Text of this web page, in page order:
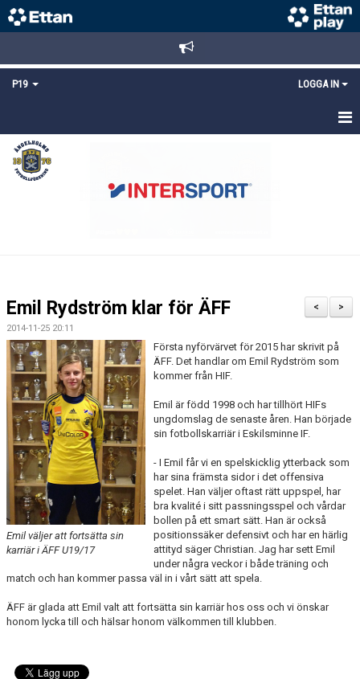
P19 LOGGA IN
HEM
NYHETER
KONTAKT
FYS
TEORI
>
<
Emil Rydström klar för ÄFF
2014-11-25 20:11
Emil väljer att fortsätta sin
karriär i ÄFF U19/17
Första nyförvärvet för 2015 har skrivit på
ÄFF. Det handlar om Emil Rydström som
kommer från HIF.
Emil är född 1998 och har tillhört HIFs
ungdomslag de senaste åren. Han började
sin fotbollskarriär i Eskilsminne IF.
- I Emil får vi en spelskicklig ytterback som
har sina främsta sidor i det offensiva
spelet. Han väljer oftast rätt uppspel, har
bra kvalité i sitt passningsspel och vårdar
bollen på ett smart sätt. Han är också
positionssäker defensivt och har en härlig
attityd säger Christian. Jag har sett Emil
under några veckor i både träning och
match och han kommer passa väl in i vårt sätt att spela.
ÄFF är glada att Emil valt att fortsätta sin karriär hos oss och vi önskar
honom lycka till och hälsar honom välkommen till klubben.